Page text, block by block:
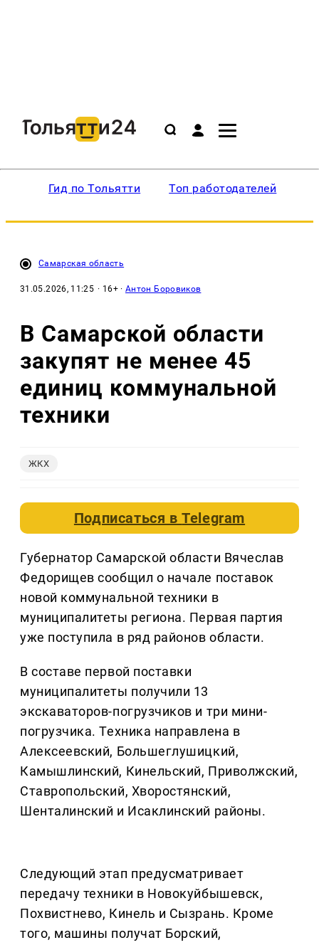
Гид по Тольятти Топ работодателей
Самарская область
31.05.2026, 11:25 · 16+ ·Антон Боровиков
В Самарской области
закупят не менее 45
единиц коммунальной
техники
ЖКХ
Подписаться вTelegram
Губернатор Самарской области Вячеслав
Федорищев сообщил о начале поставок
новой коммунальной техники в
муниципалитеты региона. Первая партия
уже поступила в ряд районов области.
В составе первой поставки
муниципалитеты получили 13
экскаваторов-погрузчиков и три мини-
погрузчика. Техника направлена в
Алексеевский, Большеглушицкий,
Камышлинский, Кинельский, Приволжский,
Ставропольский, Хворостянский,
Шенталинский и Исаклинский районы.
Следующий этап предусматривает
передачу техники в Новокуйбышевск,
Похвистнево, Кинель и Сызрань. Кроме
того, машины получат Борский,